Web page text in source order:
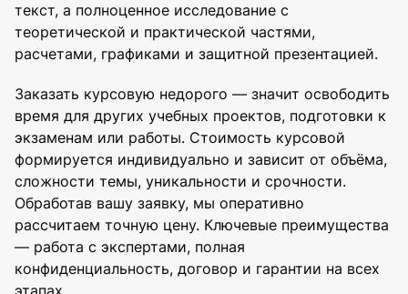
текст, а полноценное исследование с
теоретической и практической частями,
расчетами, графиками и защитной презентацией.
Заказать курсовую недорого — значит освободить
время для других учебных проектов, подготовки к
экзаменам или работы. Стоимость курсовой
формируется индивидуально и зависит от объёма,
сложности темы, уникальности и срочности.
Обработав вашу заявку, мы оперативно
рассчитаем точную цену. Ключевые преимущества
— работа с экспертами, полная
конфиденциальность, договор и гарантии на всех
этапах.